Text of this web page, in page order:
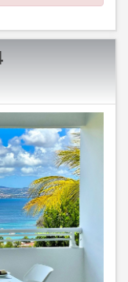
Next